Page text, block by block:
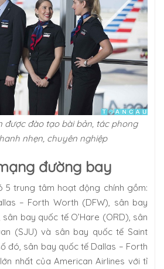
được đào tạo bài bản, tác phong
nhẹn, chuyên nghiệp
đường bay
5 trung tâm hoạt động chính gồm:
– Forth Worth (DFW), sân bay
bay quốc tế O’Hare (ORD), sân
(SJU) và sân bay quốc tế Saint
đó, sân bay quốc tế Dallas – Forth
nhất của American Airlines với tỉ